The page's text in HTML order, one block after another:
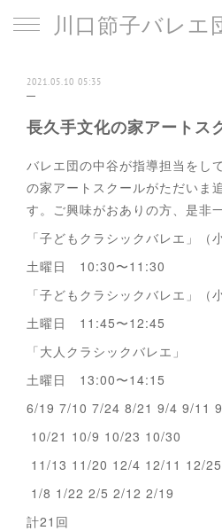
2021.05.10 05:35
長久手文化の家アートス
バレエ団の中谷が指導担当をし
の家アートスクールがただいま
す。ご興味がおありの方、是非
「子どもクラシックバレエ」（
土曜日 10:30〜11:30
「子どもクラシックバレエ」（
土曜日 11:45〜12:45
「大人クラシックバレエ」
土曜日 13:00〜14:15
6/19 7/10 7/24 8/21 9/4 9/11
10/21 10/9 10/23 10/30
11/13 11/20 12/4 12/11 12/25
1/8 1/22 2/5 2/12 2/19
計21回